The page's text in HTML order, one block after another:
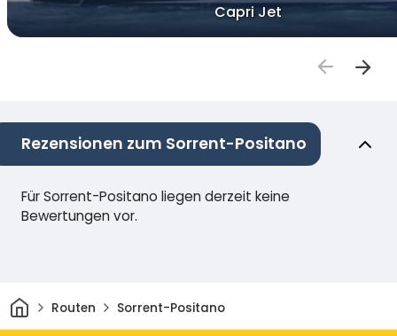
Capri Jet
Rezensionen zum Sorrent-Positano
Für Sorrent-Positano liegen derzeit keine
Bewertungen vor.
HeimRouten Sorrent-Positano